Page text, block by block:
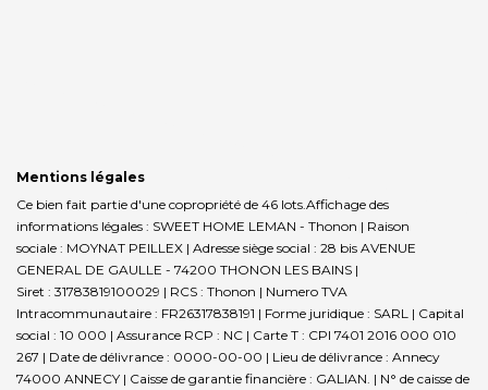
Mentions légales
Ce bien fait partie d'une copropriété de 46 lots.Affichage des
informations légales : SWEET HOME LEMAN - Thonon | Raison
sociale : MOYNAT PEILLEX | Adresse siège social : 28 bis AVENUE
GENERAL DE GAULLE - 74200 THONON LES BAINS |
Siret : 31783819100029 | RCS : Thonon | Numero TVA
Intracommunautaire : FR26317838191 | Forme juridique : SARL | Capital
social : 10 000 | Assurance RCP : NC | Carte T : CPI 7401 2016 000 010
267 | Date de délivrance : 0000-00-00 | Lieu de délivrance : Annecy
74000 ANNECY | Caisse de garantie financière : GALIAN. | N° de caisse de